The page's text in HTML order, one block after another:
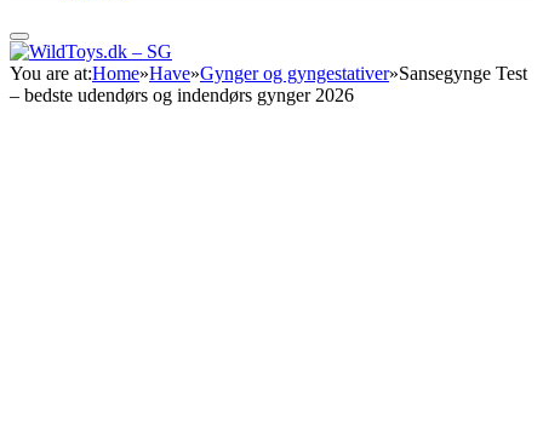
You are at:Home»Have»Gynger og gyngestativer»Sansegynge Test
– bedste udendørs og indendørs gynger 2026